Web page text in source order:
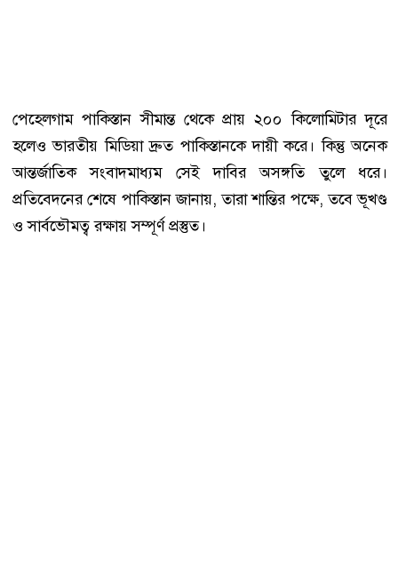
পেহেলগাম পাকিস্তান সীমান্ত থেকে প্রায় ২০০ কিলোমিটার দূরে
হলেও ভারতীয় মিডিয়া দ্রুত পাকিস্তানকে দায়ী করে। কিন্তু অনেক
আন্তর্জাতিক সংবাদমাধ্যম সেই দাবির অসঙ্গতি তুলে ধরে।
প্রতিবেদনের শেষে পাকিস্তান জানায়, তারা শান্তির পক্ষে, তবে ভূখণ্ড
ও সার্বভৌমত্ব রক্ষায় সম্পূর্ণ প্রস্তুত।